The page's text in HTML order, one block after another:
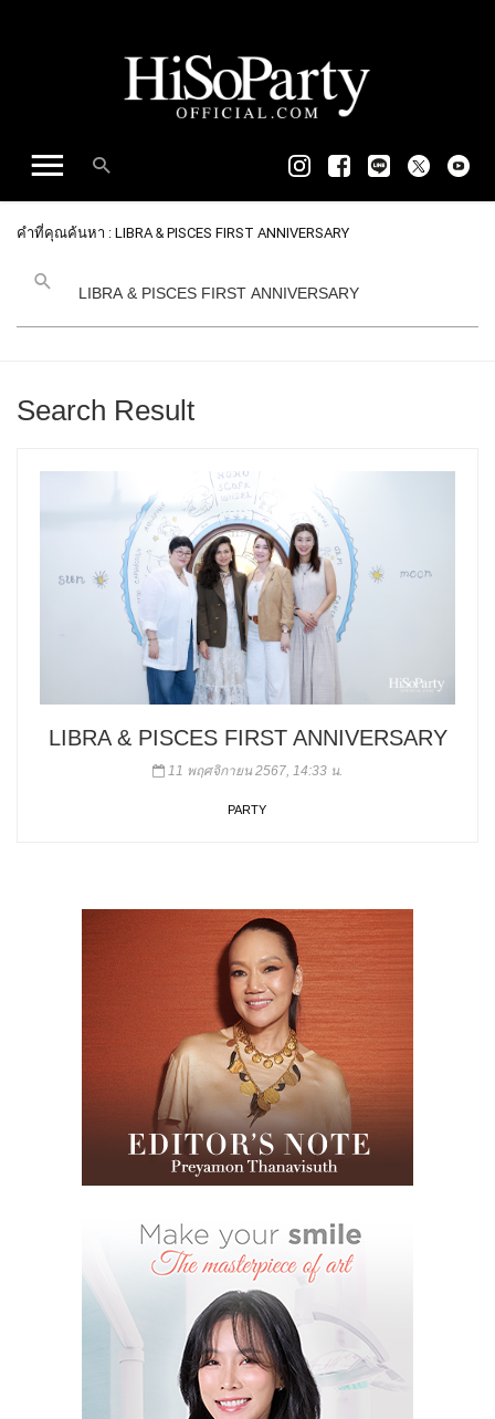
คำที่คุณค้นหา : LIBRA & PISCES FIRST ANNIVERSARY
Search Result
LIBRA & PISCES FIRST ANNIVERSARY
11 พฤศจิกายน 2567, 14:33 น.
PARTY